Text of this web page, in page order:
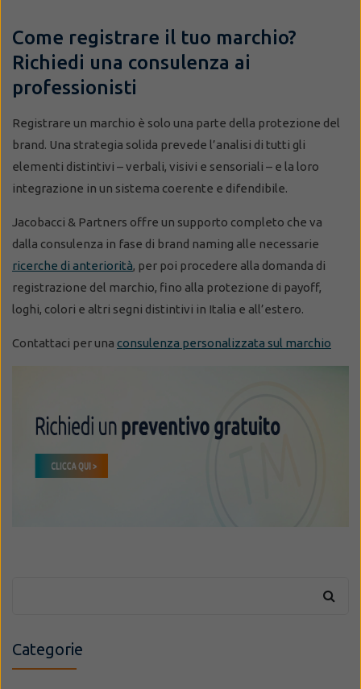
Come registrare il tuo marchio?
Richiedi una consulenza ai
professionisti
Registrare un marchio è solo una parte della protezione del
brand. Una strategia solida prevede l’analisi di tutti gli
elementi distintivi – verbali, visivi e sensoriali – e la loro
integrazione in un sistema coerente e difendibile.
Jacobacci & Partners offre un supporto completo che va
dalla consulenza in fase di brand naming alle necessarie
ricerche di anteriorità, per poi procedere alla domanda di
registrazione del marchio, fino alla protezione di payoff,
loghi, colori e altri segni distintivi in Italia e all’estero.
Contattaci per una consulenza personalizzata sul marchio
Categorie